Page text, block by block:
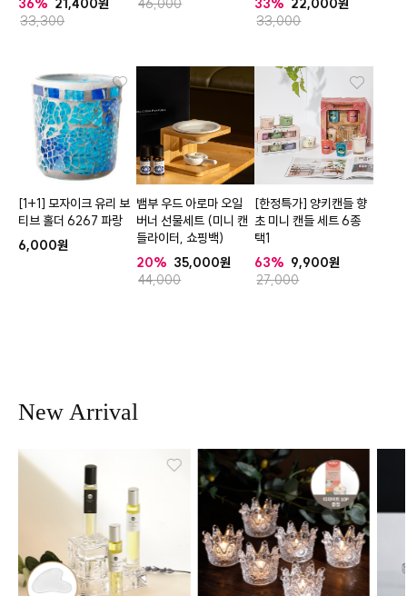
33,300
33,000
[1+1] 모자이크 유리 보
티브 홀더 6267 파랑
6,000
뱀부 우드 아로마 오일
버너 선물세트 (미니 캔
들라이터, 쇼핑백)
20% 35,000
44,000
[한정특가] 양키캔들 향
초 미니 캔들 세트 6종
택1
63% 9,900
27,000
New Arrival